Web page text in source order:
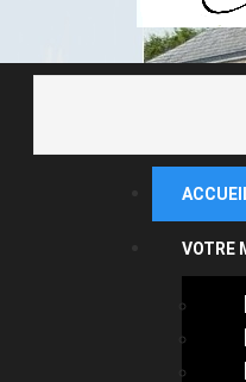
VOTRE